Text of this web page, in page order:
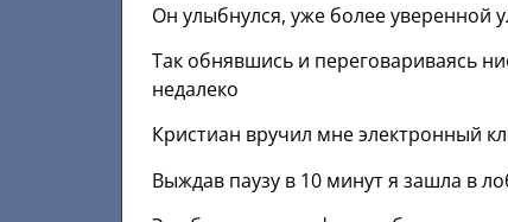
Он улыбнулся, уже более уверенной
Так обнявшись и переговариваясь
недалеко
Кристиан вручил мне электронный
Выждав паузу в 10 минут я зашла в